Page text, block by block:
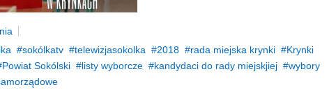
sokólkatv telewizjasokolka 2018 rada miejska krynki
Krynki
Powiat Sokólski listy wyborcze kandydaci do rady miejskjiej
wybory